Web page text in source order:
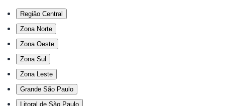
Região Central
Zona Norte
Zona Oeste
Zona Sul
Zona Leste
Grande São Paulo
Litoral de São Paulo